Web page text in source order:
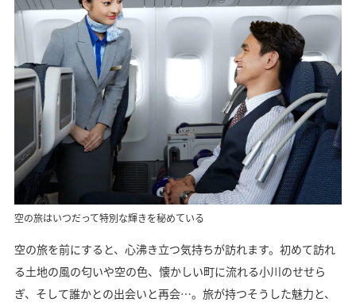
空の旅はいつだって特別な輝きを秘めている
空の旅を前にすると、心沸き立つ気持ちが訪れます。初めて訪れ
る土地の風の匂いや空の色、懐かしい町に流れる小川のせせら
ぎ、そして誰かとの出会いと再会…。旅が持つそうした魅力と、